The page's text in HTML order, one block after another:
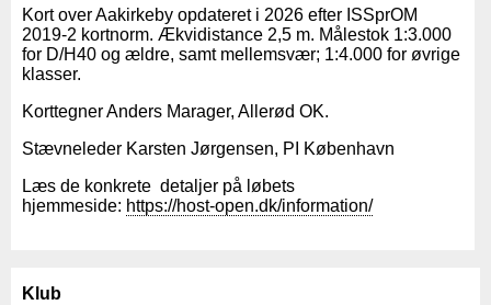
Kort over Aakirkeby opdateret i 2026 efter ISSprOM
2019-2 kortnorm. Ækvidistance 2,5 m. Målestok 1:3.000
for D/H40 og ældre, samt mellemsvær; 1:4.000 for øvrige
klasser.
Korttegner Anders Marager, Allerød OK.
Stævneleder Karsten Jørgensen, PI København
Læs de konkrete detaljer på løbets
hjemmeside: https://host-open.dk/information/
Klub